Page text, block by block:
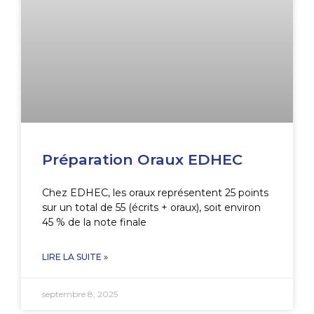
Préparation Oraux EDHEC
Chez EDHEC, les oraux représentent 25 points
sur un total de 55 (écrits + oraux), soit environ
45 % de la note finale
LIRE LA SUITE »
septembre 8, 2025